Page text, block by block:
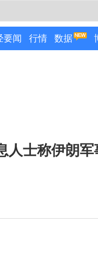
要闻 行情 数据
人士称伊朗军